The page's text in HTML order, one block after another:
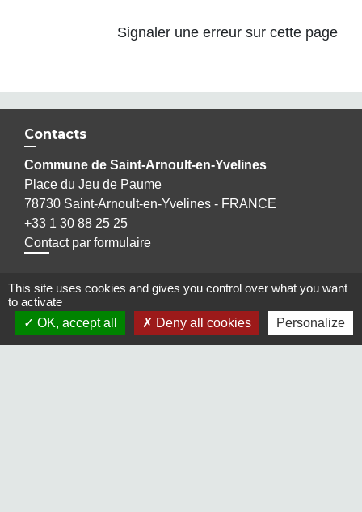
Signaler une erreur sur cette page
Contacts
Commune de Saint-Arnoult-en-Yvelines
Place du Jeu de Paume
78730 Saint-Arnoult-en-Yvelines - FRANCE
+33 1 30 88 25 25
Contact par formulaire
This site uses cookies and gives you control over what you want
to activate
OK, accept all
Deny all cookies Personalize